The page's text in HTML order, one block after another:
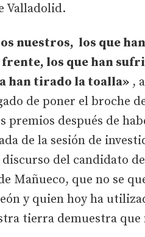
Valladolid.
nuestros, los que
los que han
han tirado la toalla» ,
de poner el broche
premios después de
de la sesión de
del candidato
Mañueco, que no se
y quien hoy ha
tierra demuestra que